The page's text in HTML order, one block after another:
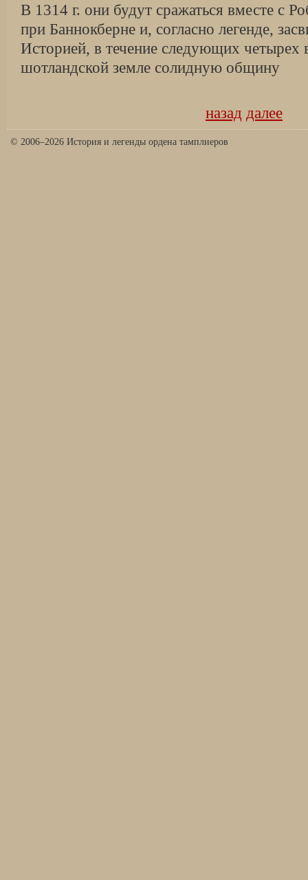
В 1314 г. они будут сражаться вместе с
при Баннокберне и, согласно легенде,
Историей, в течение следующих четырех
шотландской земле солидную общину
назад далее
© 2006–2026 История и легенды ордена тамплиеров